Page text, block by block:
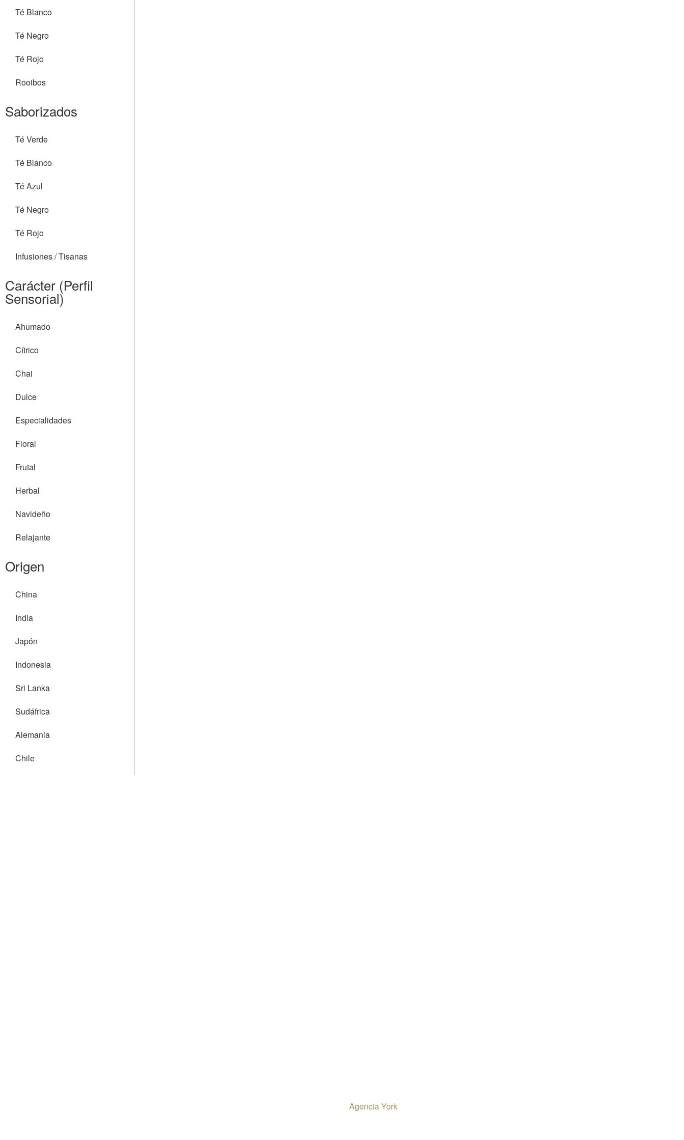
Té Blanco
Té Negro
Té Rojo
Rooibos
Saborizados
Té Verde
Té Blanco
Té Azul
Té Negro
Té Rojo
Infusiones / Tisanas
Carácter (Perfil
Sensorial)
Ahumado
Cítrico
Chai
Dulce
Especialidades
Floral
Frutal
Herbal
Navideño
Relajante
Origen
China
India
Japón
Indonesia
Sri Lanka
Sudáfrica
Alemania
Chile
Agencia York